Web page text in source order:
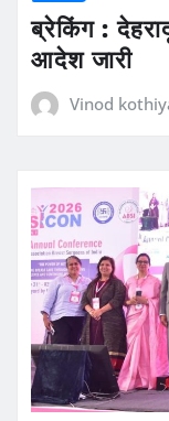
ब्रेकिंग :
आदेश जारी
Vinod